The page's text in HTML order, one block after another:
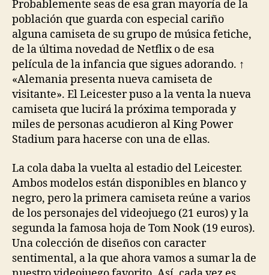
Probablemente seas de esa gran mayoría de la
población que guarda con especial cariño
alguna camiseta de su grupo de música fetiche,
de la última novedad de Netflix o de esa
película de la infancia que sigues adorando. ↑
«Alemania presenta nueva camiseta de
visitante». El Leicester puso a la venta la nueva
camiseta que lucirá la próxima temporada y
miles de personas acudieron al King Power
Stadium para hacerse con una de ellas.
La cola daba la vuelta al estadio del Leicester.
Ambos modelos están disponibles en blanco y
negro, pero la primera camiseta reúne a varios
de los personajes del videojuego (21 euros) y la
segunda la famosa hoja de Tom Nook (19 euros).
Una colección de diseños con caracter
sentimental, a la que ahora vamos a sumar la de